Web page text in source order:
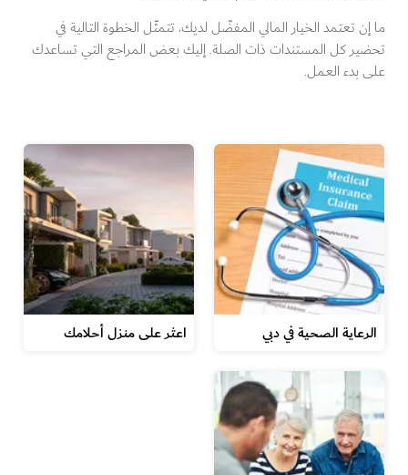
ما إن تعتمد الخيار المالي المفضّل لديك، تتمثّل الخطوة التالية في
تحضير كل المستندات ذات الصلة. إليك بعض المراجع التي تساعدك
على بدء العمل.
الرعاية الصحية في دبي اعثر على منزل أحلامك